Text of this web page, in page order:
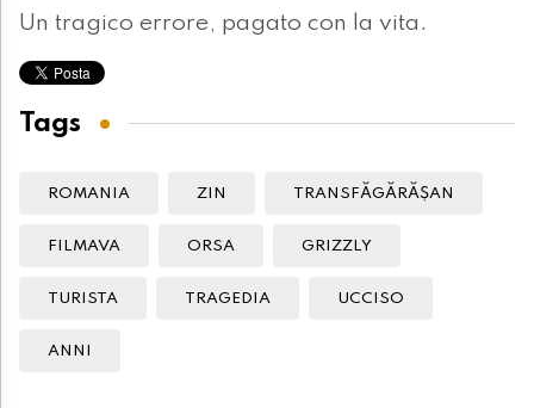
Un tragico errore, pagato con la vita.
Tags
ROMANIA ZIN TRANSFĂGĂRĂȘAN
FILMAVA ORSA GRIZZLY
TURISTA TRAGEDIA UCCISO
ANNI